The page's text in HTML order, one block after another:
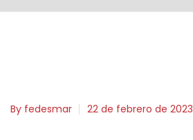
By fedesmar 22 de febrero de 2023